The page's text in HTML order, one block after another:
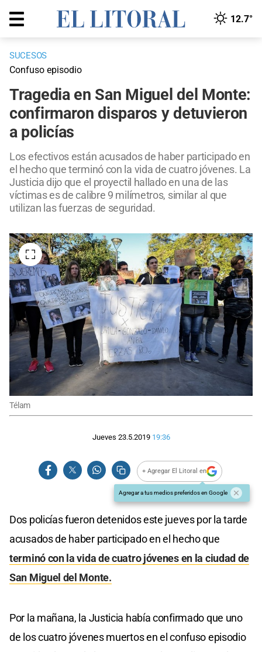
12.7°
SUCESOS
Confuso episodio
Tragedia en San Miguel del Monte:
confirmaron disparos y detuvieron
a policías
Los efectivos están acusados de haber participado en
el hecho que terminó con la vida de cuatro jóvenes. La
Justicia dijo que el proyectil hallado en una de las
víctimas es de calibre 9 milímetros, similar al que
utilizan las fuerzas de seguridad.
Télam
Jueves 23.5.2019 19:36
+ Agregar El Litoral en
Agregar a tus medios preferidos en Google
Dos policías fueron detenidos este jueves por la tarde
acusados de haber participado en el hecho que
terminó con la vida de cuatro jóvenes en la ciudad de
San Miguel del Monte.
Por la mañana, la Justicia había confirmado que uno
de los cuatro jóvenes muertos en el confuso episodio